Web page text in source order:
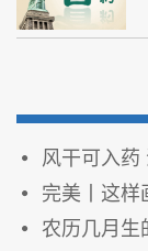
风干可入药
完美丨这样
农历几月生